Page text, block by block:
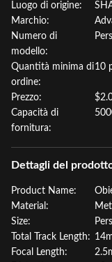
Luogo di origine:
Marchio:
Numero di
modello:
Quantità minima di
ordine:
10
Prezzo:
Capacità di
fornitura:
Dettagli del
Product Name:
Material:
Size:
Total Track Length:
Focal Length: